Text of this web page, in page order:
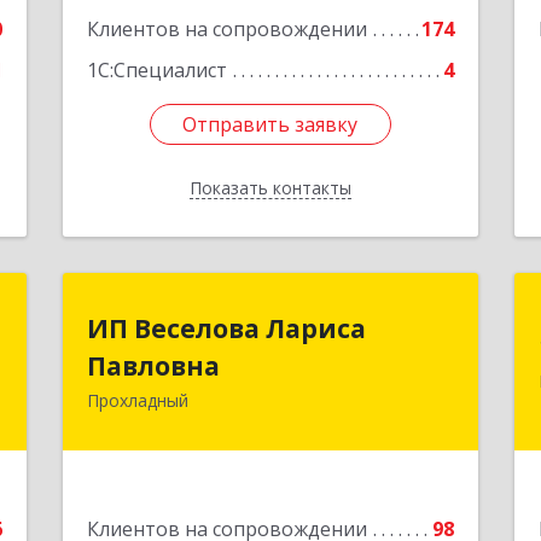
Клиентов на сопровождении
174
1С:Специалист
4
Отправить заявку
Показать контакты
Отправить заявку
Назад
ИП Веселова Лариса
Павловна
Прохладный
Клиентов на сопровождении 98
Павловна
361045, Кабардино-Балкарская Респ,
Подробнее